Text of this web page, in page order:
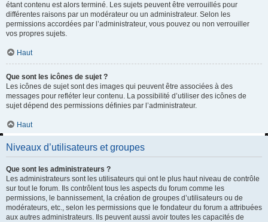
étant contenu est alors terminé. Les sujets peuvent être verrouillés pour
différentes raisons par un modérateur ou un administrateur. Selon les
permissions accordées par l’administrateur, vous pouvez ou non verrouiller
vos propres sujets.
Haut
Que sont les icônes de sujet ?
Les icônes de sujet sont des images qui peuvent être associées à des
messages pour refléter leur contenu. La possibilité d’utiliser des icônes de
sujet dépend des permissions définies par l’administrateur.
Haut
Niveaux d’utilisateurs et groupes
Que sont les administrateurs ?
Les administrateurs sont les utilisateurs qui ont le plus haut niveau de contrôle
sur tout le forum. Ils contrôlent tous les aspects du forum comme les
permissions, le bannissement, la création de groupes d’utilisateurs ou de
modérateurs, etc., selon les permissions que le fondateur du forum a attribuées
aux autres administrateurs. Ils peuvent aussi avoir toutes les capacités de